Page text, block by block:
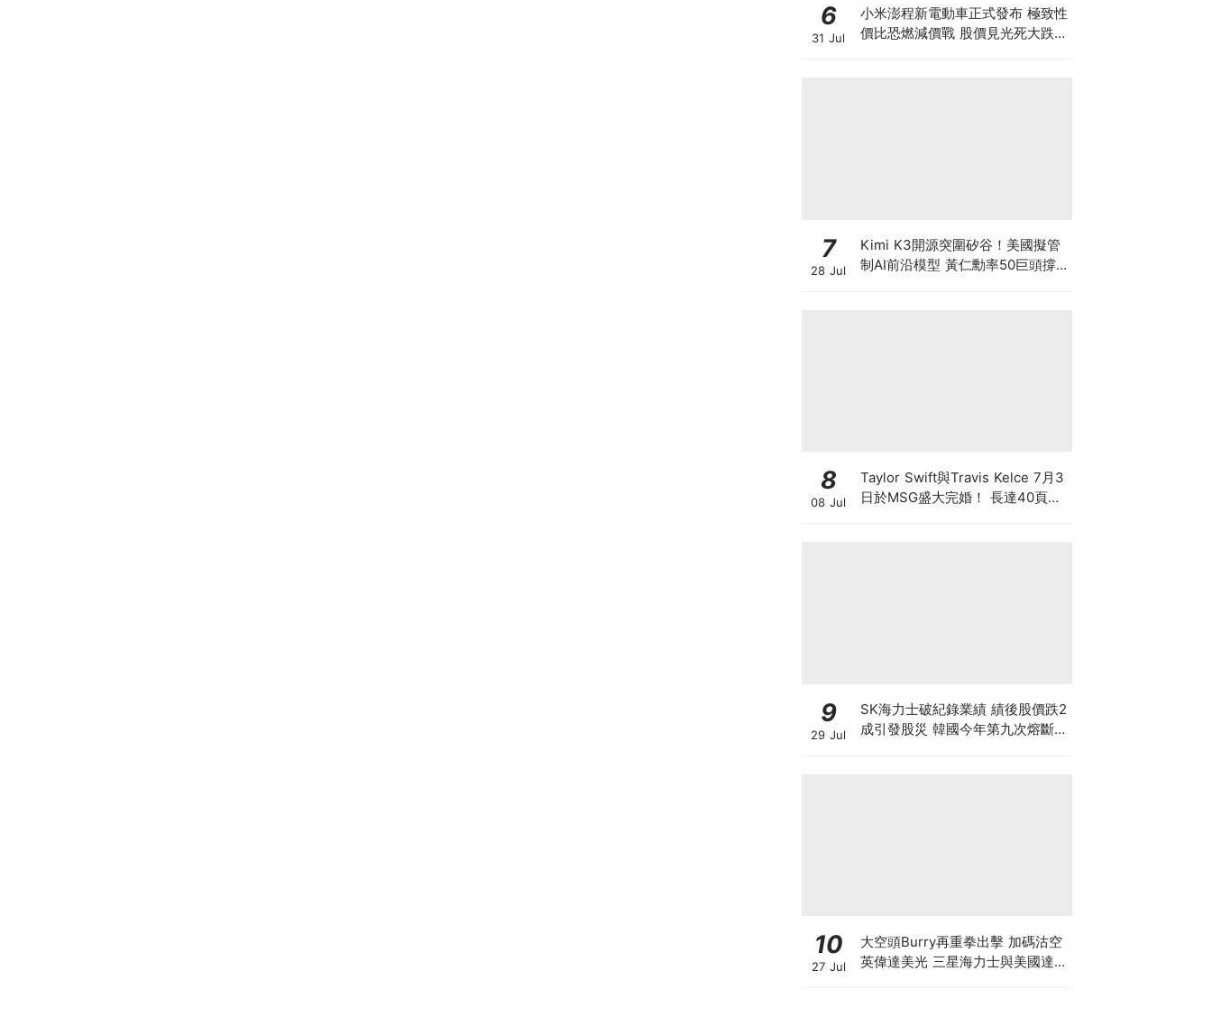
6
31 Jul
小米澎程新電動車正式發布 極致性
價比恐燃減價戰 股價見光死大跌
7
28 Jul
Kimi K3開源突圍矽谷！美國擬管
制AI前沿模型 黃仁勳率50巨頭撐
8
08 Jul
Taylor Swift與Travis Kelce 7月3
日於MSG盛大完婚！ 長達40頁天
9
29 Jul
SK海力士破紀錄業績 績後股價跌2
成引發股災 韓國今年第九次熔斷
10
27 Jul
大空頭Burry再重拳出擊 加碼沽空
英偉達美光 三星海力士與美國達成